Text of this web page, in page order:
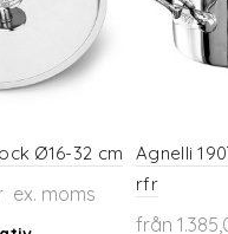
alternativen
kan
väljas
produktsidan
Ø16-32 cm
ex. moms
Agnelli
rfr
från